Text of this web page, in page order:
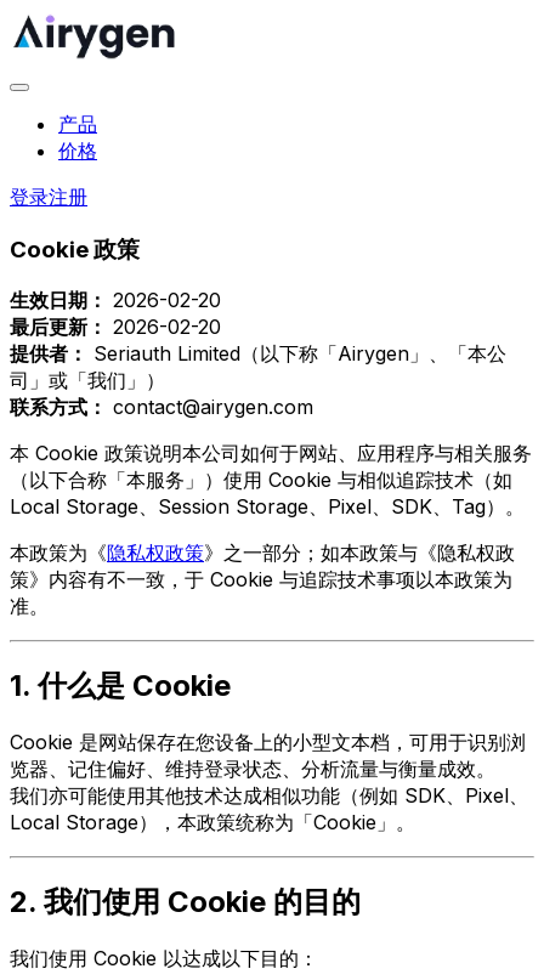
产品
价格
登录注册
Cookie 政策
生效日期： 2026-02-20
最后更新： 2026-02-20
提供者： Seriauth Limited（以下称「Airygen」、「本公
司」或「我们」）
联系方式： contact@airygen.com
本 Cookie 政策说明本公司如何于网站、应用程序与相关服务
（以下合称「本服务」）使用 Cookie 与相似追踪技术（如
Local Storage、Session Storage、Pixel、SDK、Tag）。
本政策为《隐私权政策》之一部分；如本政策与《隐私权政
策》内容有不一致，于 Cookie 与追踪技术事项以本政策为
准。
1. 什么是 Cookie
Cookie 是网站保存在您设备上的小型文本档，可用于识别浏
览器、记住偏好、维持登录状态、分析流量与衡量成效。
我们亦可能使用其他技术达成相似功能（例如 SDK、Pixel、
Local Storage），本政策统称为「Cookie」。
2. 我们使用 Cookie 的目的
我们使用 Cookie 以达成以下目的：